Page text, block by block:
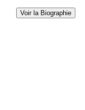
Voir la Biographie